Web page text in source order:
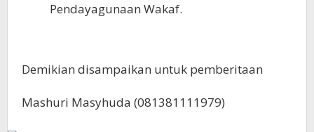
Pendayagunaan Wakaf.
Demikian disampaikan untuk pemberitaan
Mashuri Masyhuda (081381111979)